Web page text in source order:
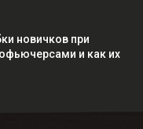
новичков при
и как их